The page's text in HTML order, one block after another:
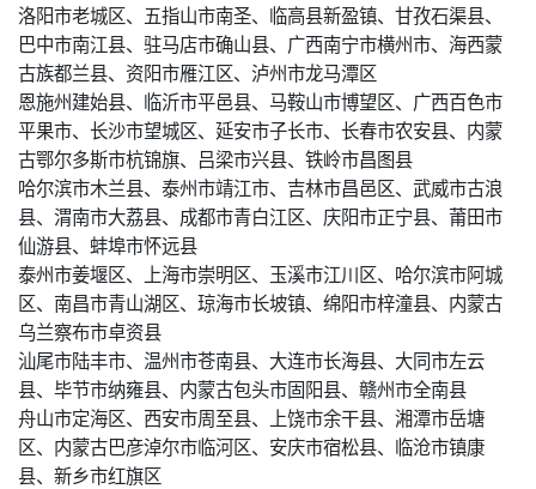
洛阳市老城区、五指山市南圣、临高县新盈镇、甘孜石渠县、
巴中市南江县、驻马店市确山县、广西南宁市横州市、海西蒙
古族都兰县、资阳市雁江区、泸州市龙马潭区
恩施州建始县、临沂市平邑县、马鞍山市博望区、广西百色市
平果市、长沙市望城区、延安市子长市、长春市农安县、内蒙
古鄂尔多斯市杭锦旗、吕梁市兴县、铁岭市昌图县
哈尔滨市木兰县、泰州市靖江市、吉林市昌邑区、武威市古浪
县、渭南市大荔县、成都市青白江区、庆阳市正宁县、莆田市
仙游县、蚌埠市怀远县
泰州市姜堰区、上海市崇明区、玉溪市江川区、哈尔滨市阿城
区、南昌市青山湖区、琼海市长坡镇、绵阳市梓潼县、内蒙古
乌兰察布市卓资县
汕尾市陆丰市、温州市苍南县、大连市长海县、大同市左云
县、毕节市纳雍县、内蒙古包头市固阳县、赣州市全南县
舟山市定海区、西安市周至县、上饶市余干县、湘潭市岳塘
区、内蒙古巴彦淖尔市临河区、安庆市宿松县、临沧市镇康
县、新乡市红旗区